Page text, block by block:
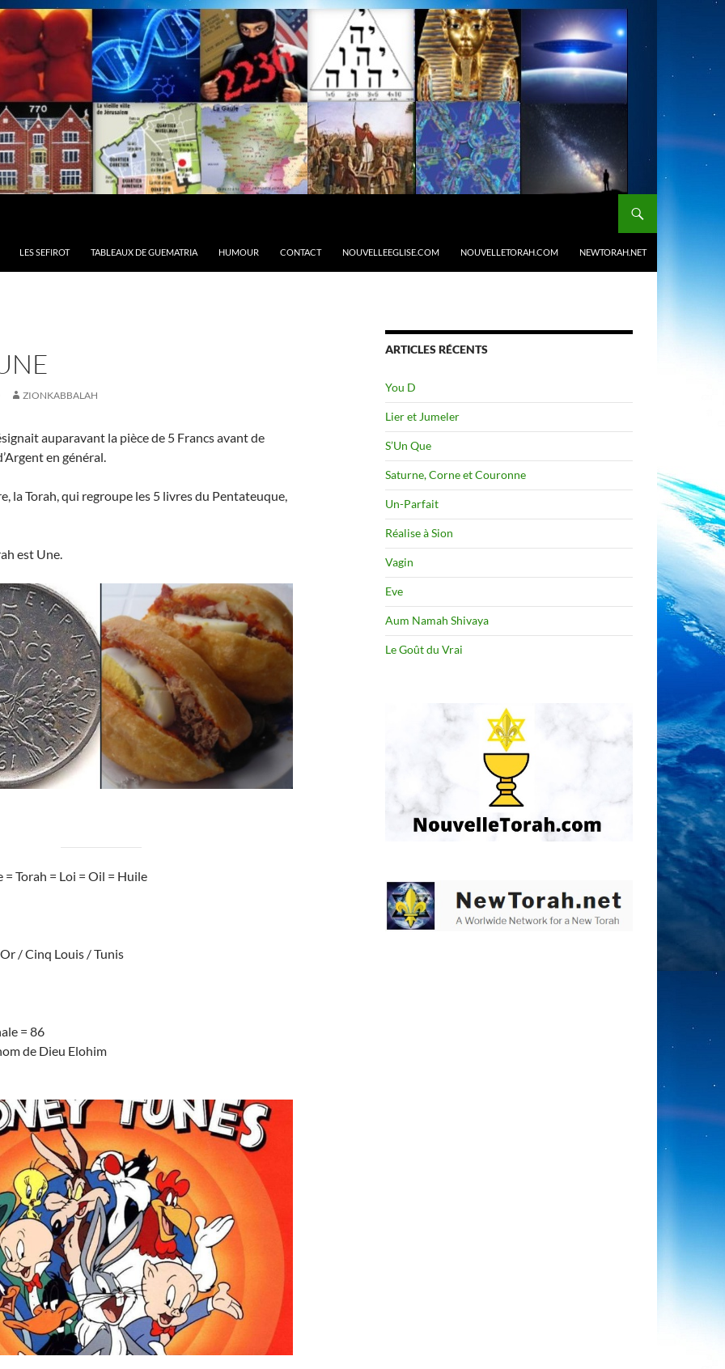
LES SEFIROT TABLEAUX DE GUEMATRIA HUMOUR CONTACT NOUVELLEEGLISE.COM NOUVELLETORAH.COM NEWTORAH.NET
ZIONKABBALAH
auparavant la pièce de 5 Francs avant de
en général.
la Torah, qui regroupe les 5 livres du Pentateuque,
est Une.
= Torah = Loi = Oil = Huile
/ Cinq Louis / Tunis
= 86
de Dieu Elohim
ARTICLES RÉCENTS
You D
Lier et Jumeler
S’Un Que
Saturne, Corne et Couronne
Un-Parfait
Réalise à Sion
Vagin
Eve
Aum Namah Shivaya
Le Goût du Vrai